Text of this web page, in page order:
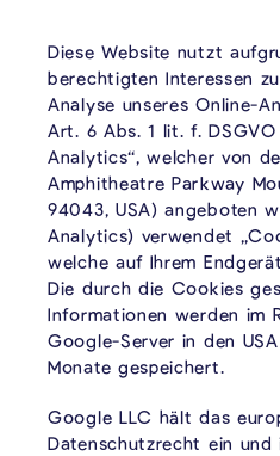
Diese Website nutzt
berechtigten Interessen
Analyse unseres Online-
Art. 6 Abs. 1 lit. f.
Analytics“, welcher von
Amphitheatre Parkway
94043, USA) angeboten
Analytics) verwendet
welche auf Ihrem
Die durch die Cookies
Informationen werden im
Google-Server in den
Monate gespeichert.
Google LLC hält das
Datenschutzrecht ein